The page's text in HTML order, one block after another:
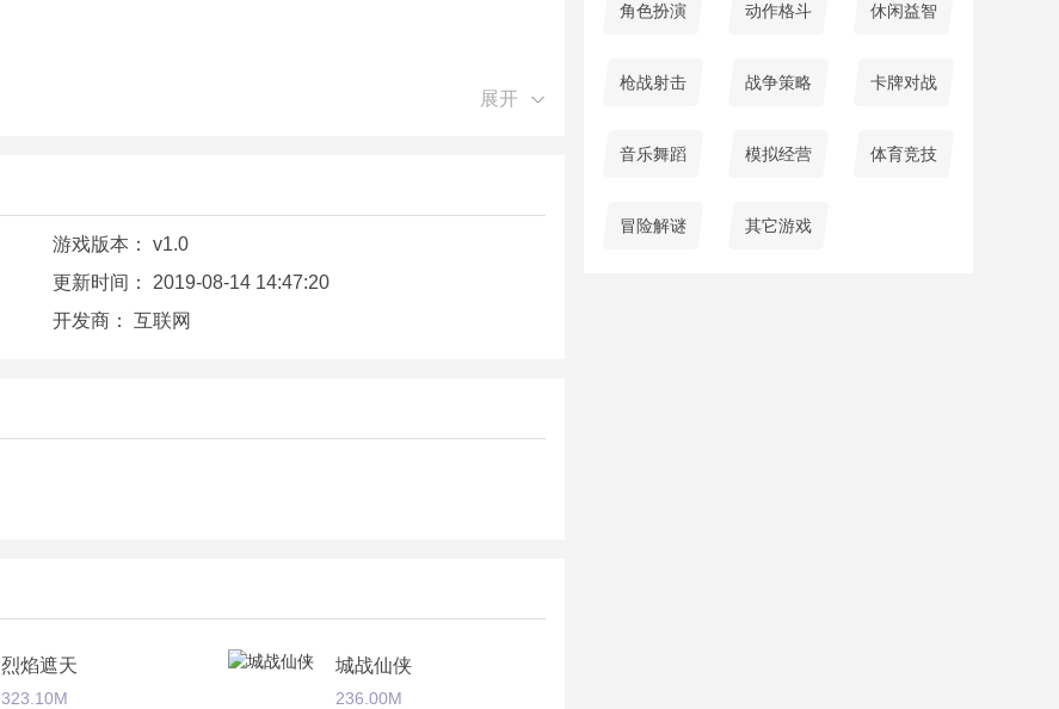
展开
游戏版本： v1.0
更新时间： 2019-08-14 14:47:20
开发商： 互联网
烈焰遮天
323.10M
城战仙侠
236.00M
角色扮演 动作格斗 休闲益智
枪战射击 战争策略 卡牌对战
音乐舞蹈 模拟经营 体育竞技
冒险解谜 其它游戏